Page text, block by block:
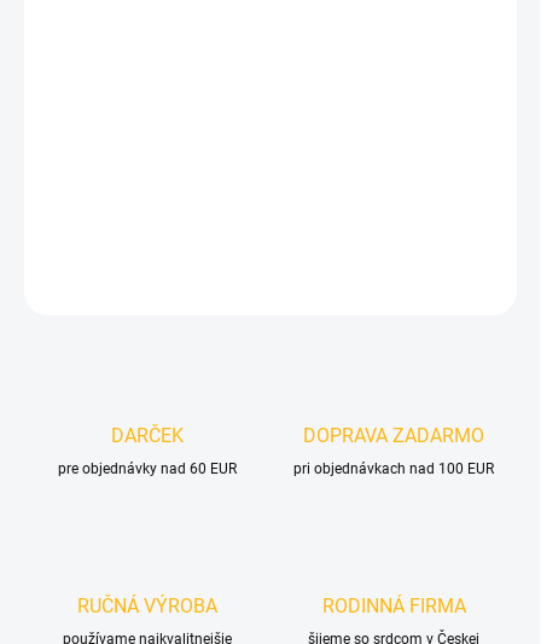
DARČEK
pre objednávky nad 60 EUR
DOPRAVA ZADARMO
pri objednávkach nad 100 EUR
RUČNÁ VÝROBA
používame najkvalitnejšie
RODINNÁ FIRMA
šijeme so srdcom v Českej